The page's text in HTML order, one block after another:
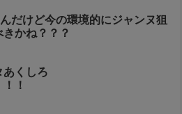
だけど今の環境的にジャンヌ狙
かね？？？
あくしろ
！